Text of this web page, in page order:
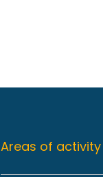
Areas of activity